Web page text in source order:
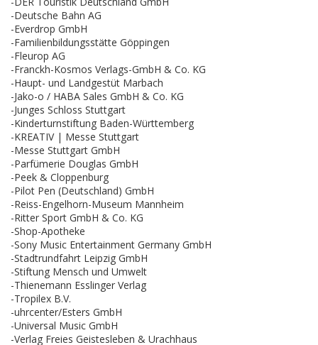
-Deutsche Bahn AG
-Everdrop GmbH
-Familienbildungsstätte Göppingen
-Fleurop AG
-Franckh-Kosmos Verlags-GmbH & Co. KG
-Haupt- und Landgestüt Marbach
-Jako-o / HABA Sales GmbH & Co. KG
-Junges Schloss Stuttgart
-Kinderturnstiftung Baden-Württemberg
-KREATIV | Messe Stuttgart
-Messe Stuttgart GmbH
-Parfümerie Douglas GmbH
-Peek & Cloppenburg
-Pilot Pen (Deutschland) GmbH
-Reiss-Engelhorn-Museum Mannheim
-Ritter Sport GmbH & Co. KG
-Shop-Apotheke
-Sony Music Entertainment Germany GmbH
-Stadtrundfahrt Leipzig GmbH
-Stiftung Mensch und Umwelt
-Thienemann Esslinger Verlag
-Tropilex B.V.
-uhrcenter/Esters GmbH
-Universal Music GmbH
-Verlag Freies Geistesleben & Urachhaus